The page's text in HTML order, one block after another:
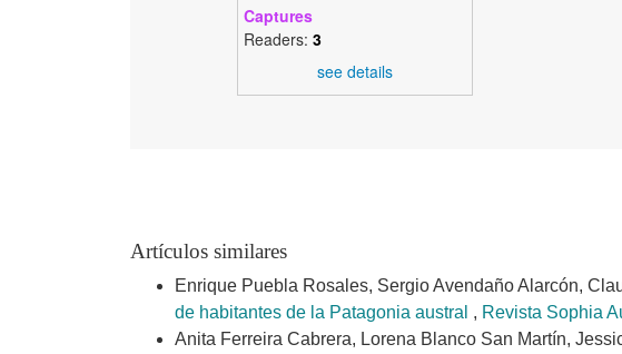
Captures
Readers: 3
see details
Artículos similares
Enrique Puebla Rosales, Sergio Avendaño Alarcón,
de habitantes de la Patagonia austral , Revista Sophia
Anita Ferreira Cabrera, Lorena Blanco San Martín,